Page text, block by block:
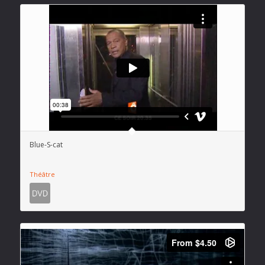
Blue-S-cat
Théâtre